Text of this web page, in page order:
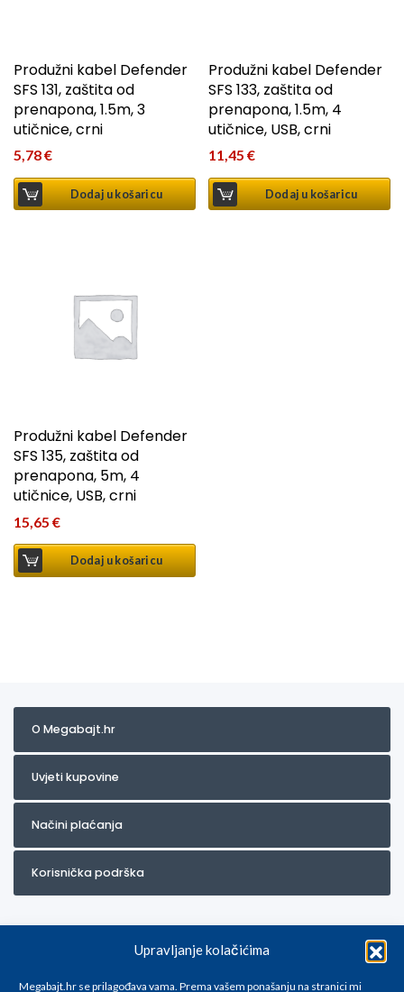
Upravljanje kolačićima
Megabajt.hr se prilagođava vama. Prema vašem ponašanju na stranici mi
Produžni kabel Defender
SFS 131, zaštita od
prenapona, 1.5m, 3
utičnice, crni
5,78€
Dodaj u košaricu
Produžni kabel Defender
SFS 133, zaštita od
prenapona, 1.5m, 4
utičnice, USB, crni
11,45€
Dodaj u košaricu
Produžni kabel Defender
SFS 135, zaštita od
prenapona, 5m, 4
utičnice, USB, crni
15,65 €
Dodaj u košaricu
O Megabajt.hr
Uvjeti kupovine
Načini plaćanja
Korisnička podrška